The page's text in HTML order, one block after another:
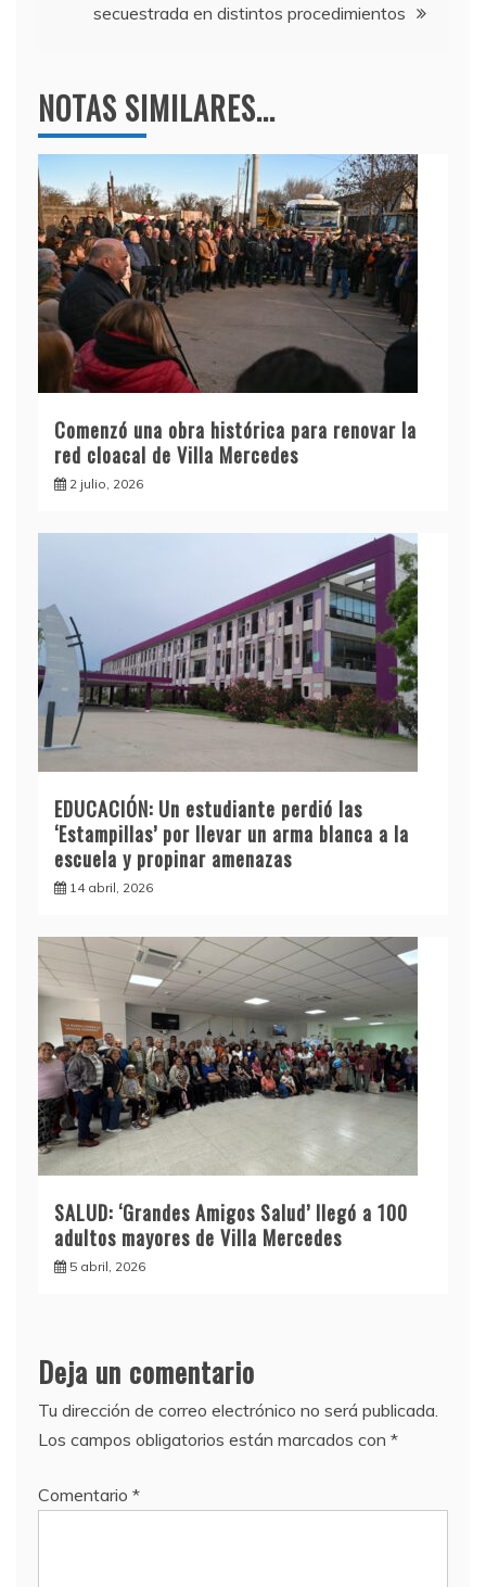
secuestrada en distintos procedimientos
NOTAS SIMILARES...
Comenzó una obra histórica para renovar la
red cloacal de Villa Mercedes
2 julio, 2026
EDUCACIÓN: Un estudiante perdió las
‘Estampillas’ por llevar un arma blanca a la
escuela y propinar amenazas
14 abril, 2026
SALUD: ‘Grandes Amigos Salud’ llegó a 100
adultos mayores de Villa Mercedes
5 abril, 2026
Deja un comentario
Tu dirección de correo electrónico no será publicada.
Los campos obligatorios están marcados con *
Comentario *